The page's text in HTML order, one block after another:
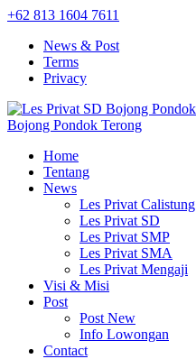
+62 813 1604 7611
News & Post
Terms
Privacy
Home
Tentang
News
Les Privat Calistung
Les Privat SD
Les Privat SMP
Les Privat SMA
Les Privat Mengaji
Visi & Misi
Post
Post New
Info Lowongan
Contact